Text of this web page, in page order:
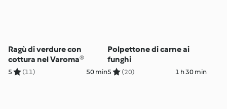
Ragù di verdure con
cottura nel Varoma®
5 (11) 50 min
Polpettone di carne ai
funghi
5 (20) 1 h 30 min